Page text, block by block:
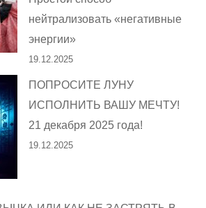
нейтрализовать «негативные
энергии»
19.12.2025
ПОПРОСИТЕ ЛУНУ
ИСПОЛНИТЬ ВАШУ МЕЧТУ!
21 декабря 2025 года!
19.12.2025